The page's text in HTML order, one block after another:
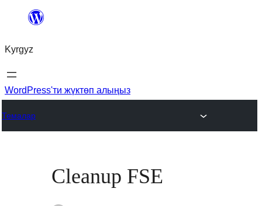
Мазмунга
Kyrgyz
WordPress'ти жүктөп алыңыз
Темалар
Cleanup FSE